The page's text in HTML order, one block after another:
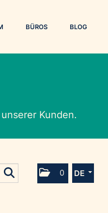
BÜROS BLOG
Kunden.
0 DE